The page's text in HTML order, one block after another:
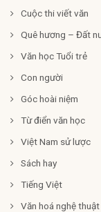
Cuộc thi viết văn
Quê hương – Đất
Văn học Tuổi trẻ
Con người
Góc hoài niệm
Từ điển văn học
Việt Nam sử lược
Sách hay
Tiếng Việt
Văn hoá nghệ thuật